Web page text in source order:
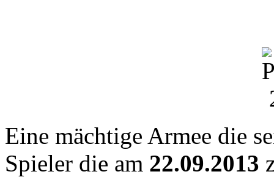
Eine mächtige Armee die
Spieler die am 22.09.2013